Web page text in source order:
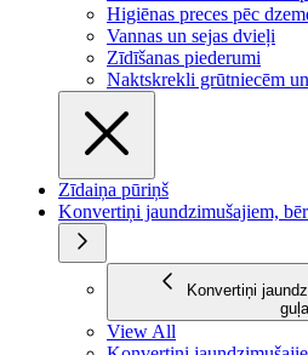
Higiēnas preces pēc
Vannas un sejas dvieļi
Zīdīšanas piederumi
Naktskrekli grūtniecēm
Zīdaiņa pūriņš
Konvertiņi jaundzimušajiem,
Konvertiņi
View All